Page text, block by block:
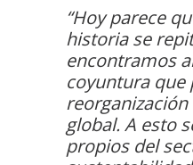
“Hoy parece
historia se
encontramos
coyuntura que
global. A esto
propios del